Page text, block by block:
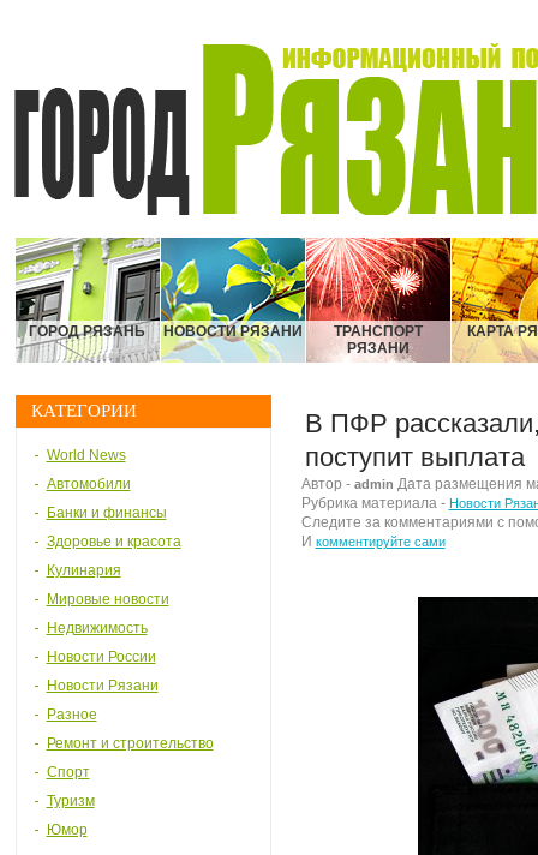
ГОРОД РЯЗАНЬ НОВОСТИ РЯЗАНИ
ТРАНСПОРТ
РЯЗАНИ
КАРТА
КАТЕГОРИИ
World News
Автомобили
Банки и финансы
Здоровье и красота
Кулинария
Мировые новости
Недвижимость
Новости России
Новости Рязани
Разное
Ремонт и строительство
Спорт
Туризм
Юмор
В ПФР
поступит выплата
Автор - admin Дата размещения
Рубрика материала - Новости
Следите за комментариями с
И комментируйте сами